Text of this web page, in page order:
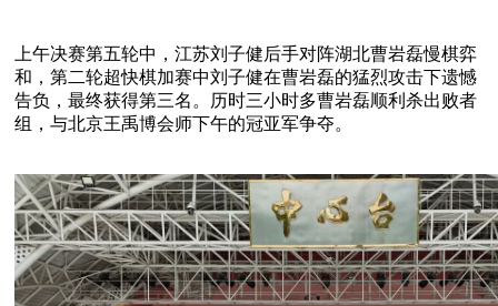
上午决赛第五轮中，江苏刘子健后手对阵湖北曹岩磊慢棋弈
和，第二轮超快棋加赛中刘子健在曹岩磊的猛烈攻击下遗憾
告负，最终获得第三名。历时三小时多曹岩磊顺利杀出败者
组，与北京王禹博会师下午的冠亚军争夺。